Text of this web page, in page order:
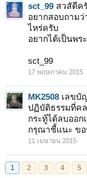
sct_99 สวสัดี
อยากสอบถาม
ไหร่ครับ
อยากได้เป็นพร
sct_99
17 พฤษภาคม 2015
MK2508 เลขบั
ปฏิบัติธรรมที่ค
กระทู้ได้ลบออ
กรุณาชี้แนะ ขอ
11 เมษายน 2015